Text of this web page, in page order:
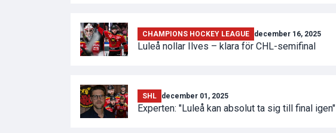
CHAMPIONS HOCKEY LEAGUE december 16, 2025
Luleå nollar Ilves – klara för CHL-semifinal
SHL december 01, 2025
Experten: "Luleå kan absolut ta sig till final igen"